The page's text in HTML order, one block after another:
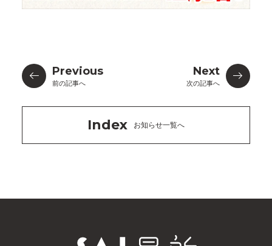
Previous
前の記事へ
Next
次の記事へ
Index お知らせ一覧へ